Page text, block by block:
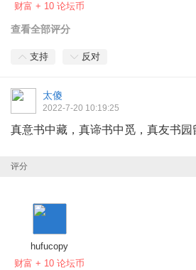
财富 + 10 论坛币
查看全部评分
支持 反对
太傻
2022-7-20 10:19:25
真意书中藏，真谛书中觅，真友书园
评分
hufucopy
财富 + 10 论坛币